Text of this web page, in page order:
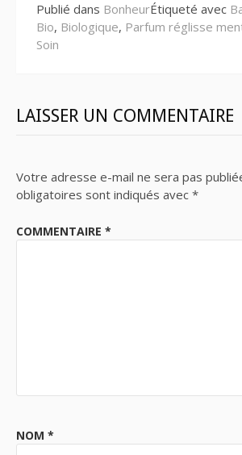
Publié dans BonheurÉtiqueté avec
Bio, Biologique, Parfum réglisse
Soin
LAISSER UN COMMENTAIRE
Votre adresse e-mail ne sera pas
obligatoires sont indiqués avec *
COMMENTAIRE *
NOM *